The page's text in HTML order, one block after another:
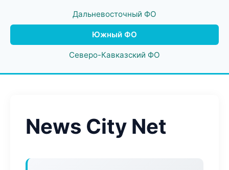
Дальневосточный ФО
Южный ФО
Северо-Кавказский ФО
News City Net